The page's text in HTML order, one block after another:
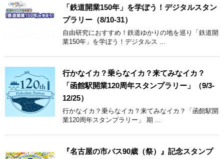
「鉄道開業150年」を学ぼう！デジタルスタン
プラリー（8/10-31）
自由研究におすすめ！鉄道ゆかりの地を巡り「鉄道開
業150年」を学ぼう！デジタルス ...
行かなイカ？乗らなイカ？来てみなイカ？
「函館駅開業120周年スタンプラリー」（9/3-
12/25）
行かなイカ？乗らなイカ？来てみなイカ？「函館駅開
業120周年スタンプラリー」 期 ...
『名古屋の市バス90歳（祭）』記念スタンプ